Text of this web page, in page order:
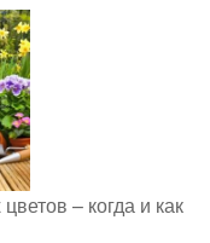
– когда и как